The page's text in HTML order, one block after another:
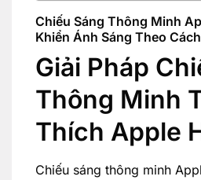
Chiếu Sáng Thông Minh
Khiển Ánh Sáng Theo
Giải Pháp
Thông Minh
Thích Apple
Chiếu sáng thông minh